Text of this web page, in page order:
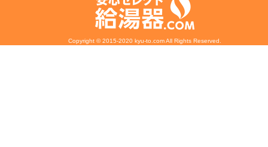
Copyright © 2015-2020 kyu-to.com All Rights Reserved.